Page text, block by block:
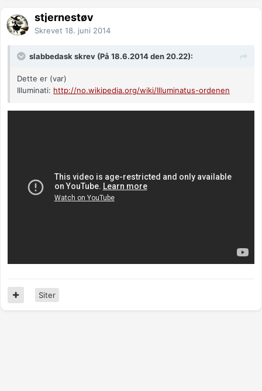
stjernestøv
Skrevet 18. juni 2014
slabbedask skrev (På 18.6.2014 den 20.22):
Dette er (var)
Illuminati: http://no.wikipedia.org/wiki/Illuminatus-ordenen
Siter